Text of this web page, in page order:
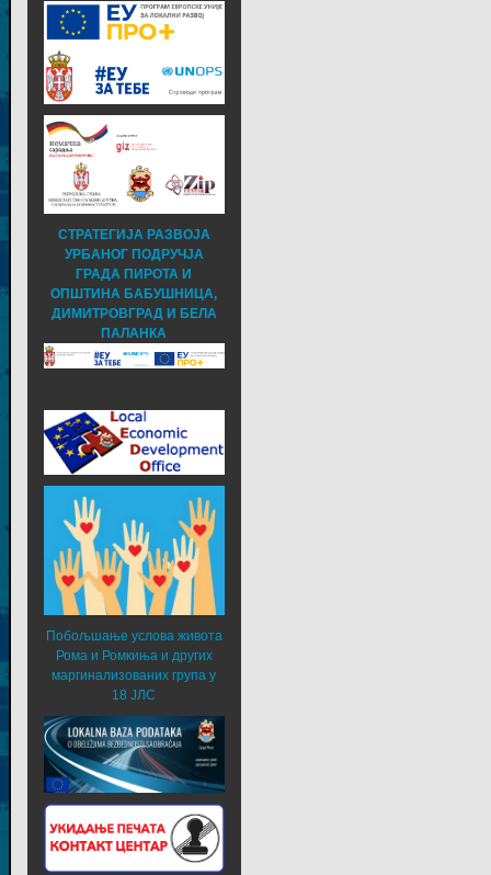
СТРАТЕГИЈА РАЗВОЈА
УРБАНОГ ПОДРУЧЈА
ГРАДА ПИРОТА И
ОПШТИНА БАБУШНИЦА,
ДИМИТРОВГРАД И БЕЛА
ПАЛАНКА
Побољшање услова живота
Рома и Ромкиња и других
маргинализованих група у
18 ЈЛС